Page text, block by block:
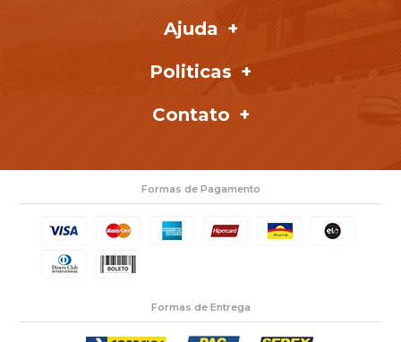
Ajuda
Politicas
Contato
Formas de Pagamento
Formas de Entrega